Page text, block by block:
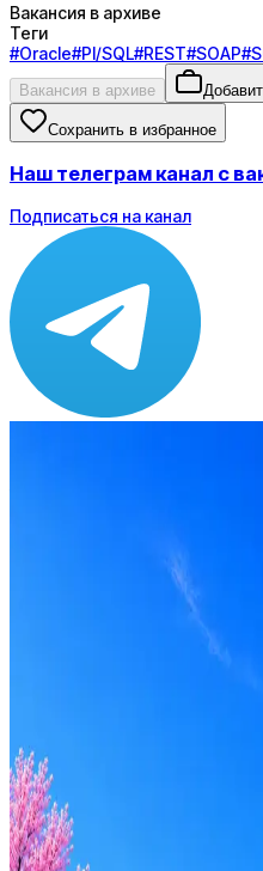
Вакансия в архиве
Теги
#Oracle#Pl/SQL#REST#SOAP#
Вакансия в архиве
Сохранить в избранное
Наш телеграм канал с
Подписаться на канал
Оффер